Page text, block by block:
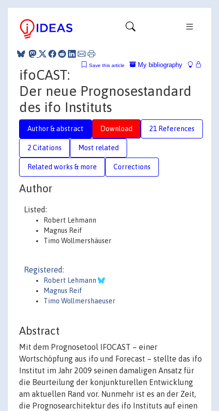
My bibliography
Save this article
ifoCAST:
Der neue Prognosestandard
des ifo Instituts
Author & abstract Download 21 References
2 Citations Most related
Related works & more Corrections
Author
Listed:
Robert Lehmann
Magnus Reif
Timo Wollmershäuser
Registered:
Robert Lehmann
Magnus Reif
Timo Wollmershaeuser
Abstract
Mit dem Prognosetool IFOCAST – einer
Wortschöpfung aus ifo und Forecast – stellte das ifo
Institut im Jahr 2009 seinen damaligen Ansatz für
die Beurteilung der konjunkturellen Entwicklung
am aktuellen Rand vor. Nunmehr ist es an der Zeit,
die Prognosearchitektur des ifo Instituts auf einen